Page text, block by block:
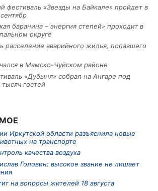
фестиваль «Звезды на Байкале» пройдет в
баранина – энергия степей» проходит в
округе
расселение аварийного жилья, попавшего
в Мамско-Чуйском районе
«Дубыня» собрал на Ангаре под
гостей
Иркутской области разъяснила новые
на транспорте
качества воздуха
Головин: высокое звание не лишает
на вопросы жителей 18 августа